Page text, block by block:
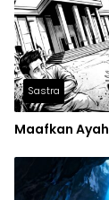
Sastra
Maafkan Ayah